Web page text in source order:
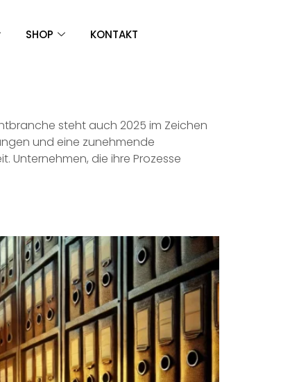
SHOP KONTAKT
steht auch 2025 im Zeichen
und eine zunehmende
Unternehmen, die ihre Prozesse